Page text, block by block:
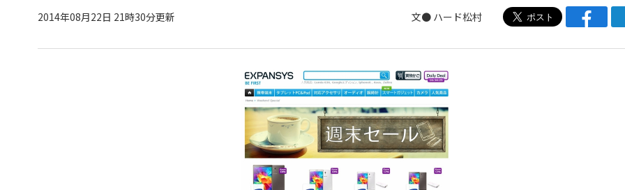
2014年08月22日 21時30分更新 文● ハード松村